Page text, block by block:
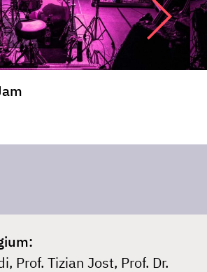
Prof. Tizian Jost, Prof. Dr.